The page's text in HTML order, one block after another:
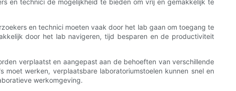
en technici de mogelijkheid te bieden om vrij en gemakkelijk te
en technici moeten vaak door het lab gaan om toegang te
door het lab navigeren, tijd besparen en de productiviteit
verplaatst en aangepast aan de behoeften van verschillende
werken, verplaatsbare laboratoriumstoelen kunnen snel en
werkomgeving.